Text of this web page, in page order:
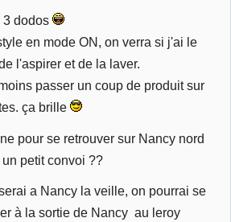
3 dodos
en mode ON, on verra si j'ai le
l'aspirer et de la laver.
passer un coup de produit sur
ça brille
pour se retrouver sur Nancy nord
petit convoi ??
a Nancy la veille, on pourrai se
à la sortie de Nancy au leroy